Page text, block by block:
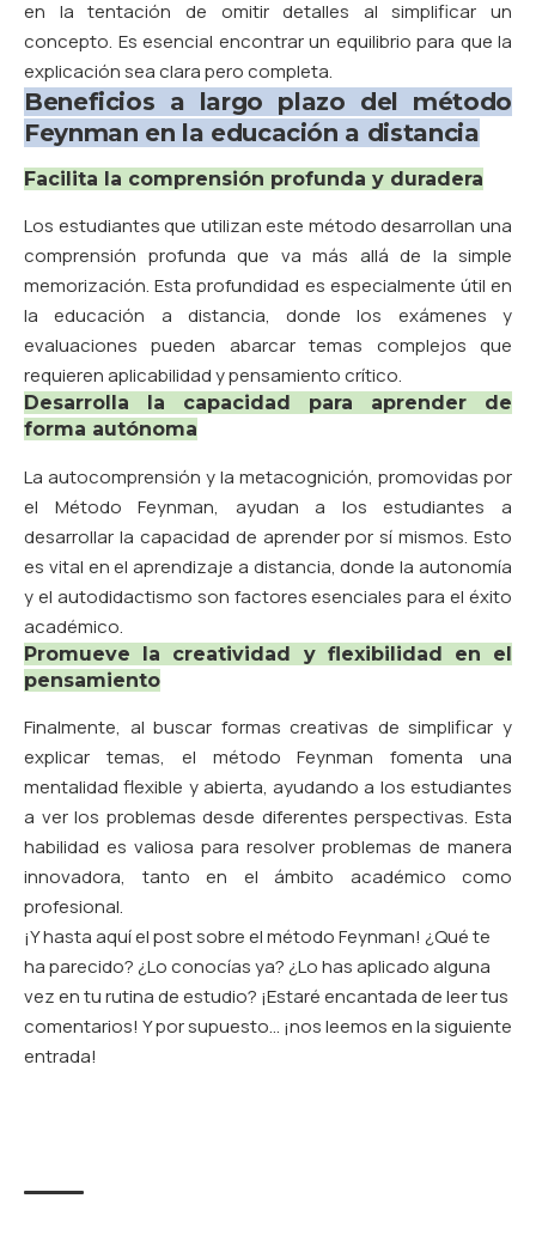
en la tentación de omitir detalles al simplificar un
concepto. Es esencial encontrar un equilibrio para que la
explicación sea clara pero completa.
Beneficios a largo plazo del método
Feynman en la educación a distancia
Facilita la comprensión profunda y duradera
Los estudiantes que utilizan este método desarrollan una
comprensión profunda que va más allá de la simple
memorización. Esta profundidad es especialmente útil en
la educación a distancia, donde los exámenes y
evaluaciones pueden abarcar temas complejos que
requieren aplicabilidad y pensamiento crítico.
Desarrolla la capacidad para aprender de
forma autónoma
La autocomprensión y la metacognición, promovidas por
el Método Feynman, ayudan a los estudiantes a
desarrollar la capacidad de aprender por sí mismos. Esto
es vital en el aprendizaje a distancia, donde la autonomía
y el autodidactismo son factores esenciales para el éxito
académico.
Promueve la creatividad y flexibilidad en el
pensamiento
Finalmente, al buscar formas creativas de simplificar y
explicar temas, el método Feynman fomenta una
mentalidad flexible y abierta, ayudando a los estudiantes
a ver los problemas desde diferentes perspectivas. Esta
habilidad es valiosa para resolver problemas de manera
innovadora, tanto en el ámbito académico como
profesional.
¡Y hasta aquí el post sobre el método Feynman! ¿Qué te
ha parecido? ¿Lo conocías ya? ¿Lo has aplicado alguna
vez en tu rutina de estudio? ¡Estaré encantada de leer tus
comentarios! Y por supuesto… ¡nos leemos en la siguiente
entrada!